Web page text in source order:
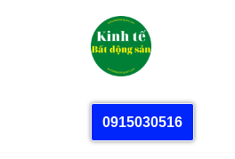
0915030516